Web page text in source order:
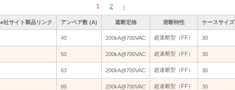
1 2 ›
社サイト製品リンク アンペア数 (A) 遮断定格 溶断特性 ケースサイズ
社サイト製品リンク アンペア数 (A) 遮断定格 溶断特性 ケースサイズ
社サイト製品リンク アンペア数 (A) 遮断定格 溶断特性 ケースサイズ
40 200kA@700VAC 超速断型（FF） 30
50 200kA@700VAC 超速断型（FF） 30
63 200kA@700VAC 超速断型（FF） 30
80 200kA@700VAC 超速断型（FF） 30
社サイト製品リンク アンペア数 (A) 遮断定格 溶断特性 ケースサイズ
40 200kA@700VAC 超速断型（FF） 30
50 200kA@700VAC 超速断型（FF） 30
63 200kA@700VAC 超速断型（FF） 30
80 200kA@700VAC 超速断型（FF） 30